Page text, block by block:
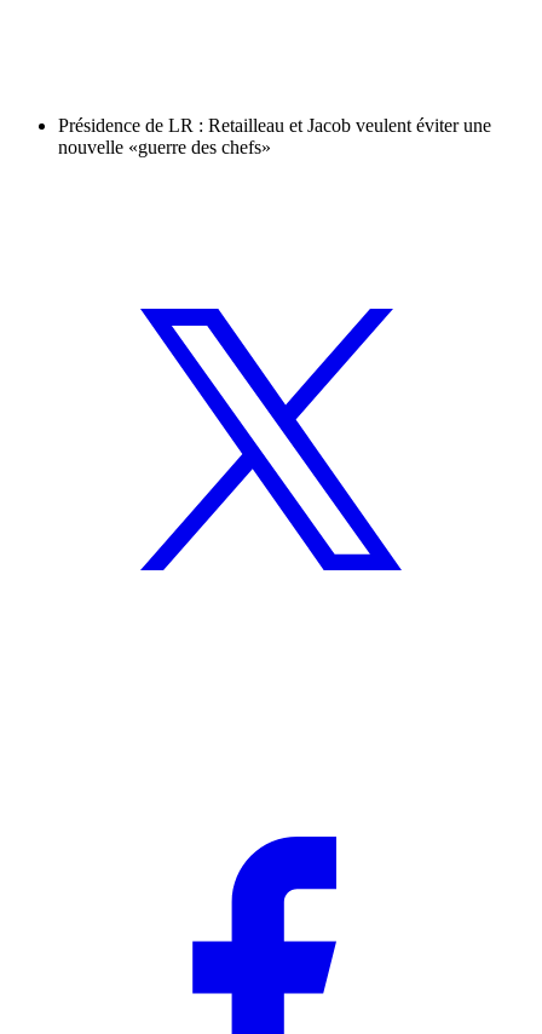
Présidence de LR : Retailleau et Jacob veulent éviter une
nouvelle «guerre des chefs»